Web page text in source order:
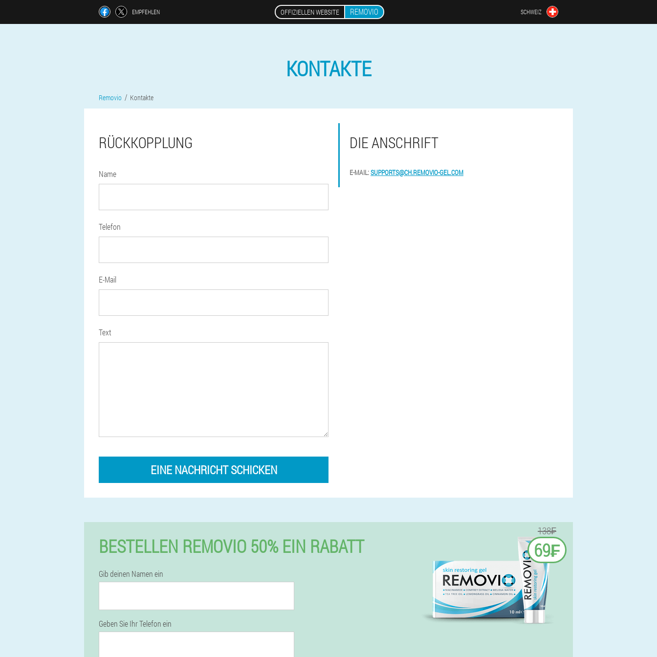
EMPFEHLEN OFFIZIELLEN WEBSITE REMOVIO SCHWEIZ
KONTAKTE
Removio Kontakte
DIE ANSCHRIFT
E-MAIL:SUPPORTS@CH.REMOVIO-GEL.COM
RÜCKKOPPLUNG
Name
Telefon
E-Mail
Text
EINE NACHRICHT SCHICKEN
BESTELLEN REMOVIO 50% EIN RABATT
Gib deinen Namen ein
Geben Sie Ihr Telefon ein
138₣
69₣